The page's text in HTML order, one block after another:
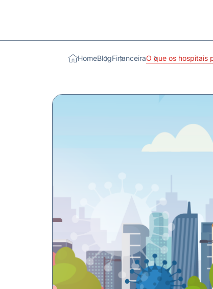
HomeBlogFinanceiraO que os hospitais